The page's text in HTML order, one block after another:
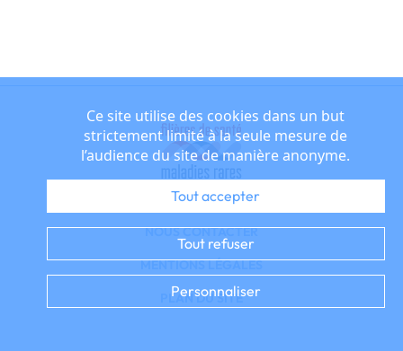
NOUS CONTACTER
MENTIONS LÉGALES
PLAN DU SITE
Ce site utilise des cookies dans un but
strictement limité à la seule mesure de
l’audience du site de manière anonyme.
Tout accepter
Tout refuser
Personnaliser